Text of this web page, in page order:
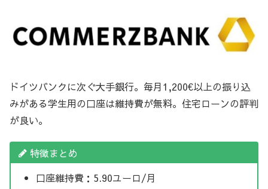
ドイツバンクに次ぐ大手銀行。毎月1,200€以上の振り込
みがある学生用の口座は維持費が無料。住宅ローンの評判
が良い。
特徴まとめ
口座維持費：5.90ユーロ/月